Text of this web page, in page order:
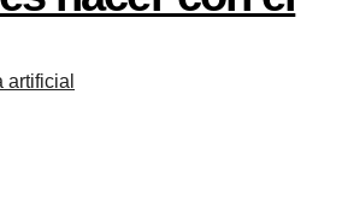
artificial